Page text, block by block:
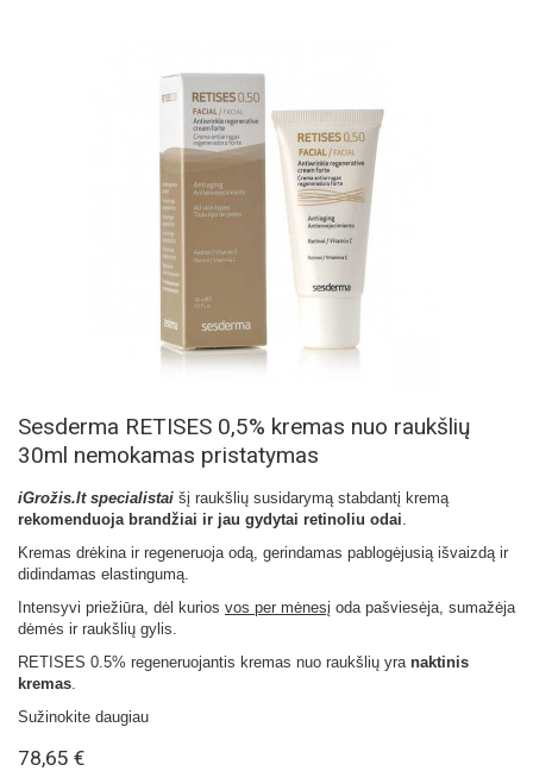
Sesderma RETISES 0,5% kremas nuo raukšlių
30ml nemokamas pristatymas
iGrožis.lt specialistai šį raukšlių susidarymą stabdantį kremą
rekomenduoja brandžiai ir jau gydytai retinoliu odai
Kremas drėkina ir regeneruoja odą, gerindamas pablogėjusią išvaizdą ir
didindamas elastingumą.
Intensyvi priežiūra, dėl kurios vos per mėnesį oda pašviesėja, sumažėja
dėmės ir raukšlių gylis.
RETISES 0.5% regeneruojantis kremas nuo raukšlių yra naktinis
kremas
Sužinokite daugiau
78,65 €